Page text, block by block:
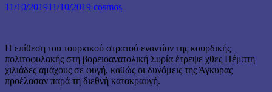
11/10/201911/10/2019 cosmos
Η επίθεση του τουρκικού στρατού εναντίον της κουρδικής
πολιτοφυλακής στη βορειοανατολική Συρία έτρεψε χθες Πέμπτη
χιλιάδες αμάχους σε φυγή, καθώς οι δυνάμεις της Άγκυρας
προέλασαν παρά τη διεθνή κατακραυγή.